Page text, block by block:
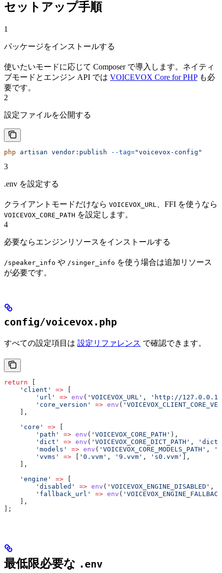
セットアップ手順
1
パッケージをインストールする
使いたいモードに応じて Composer で導入します。ネイティ
ブモードとエンジン API では VOICEVOX Core for PHPも必
要です。
2
設定ファイルを公開する
php artisan vendor:publish --tag="voicevox-config"
3
.env を設定する
クライアントモードだけなら VOICEVOX_URL 、FFI を使うなら
VOICEVOX_CORE_PATH を設定します。
4
必要ならエンジンリソースをインストールする
/speaker_info や /singer_info を使う場合は追加リソース
が必要です。
config/voicevox.php
すべての設定項目は 設定リファレンス で確認できます。
return
    'client'
=>
        'url'
=> env ( 'VOICEVOX_URL' ,
'http://
        'core_version'
=> env (
    ],
    'core'
=>
        'path'
=> env ( 'VOICEVOX_CORE_PATH' ),
        'dict'
=> env ( 'VOICEVOX_CORE_DICT_PATH' ,
'dict/
        'models'
=> env ( 'VOICEVOX_CORE_MODELS_PATH' ,
        'vvms'
=> '0.vvm' , '9.vvm' , 's0.vvm'
],
    ],
    'engine'
=>
        'disabled'
=> env ( 'VOICEVOX_ENGINE_DISABLED' ,
        'fallback_url'
=> env (
    ],
];
最低限必要な .env